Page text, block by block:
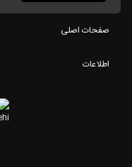
صفحات اصلی
اطلاعات